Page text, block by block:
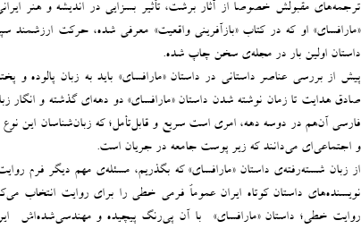
ترجمه‌های مقبولش خصوصاً از آثار برشت، تأثیر بسزایی در اندیشه و هنر
«مارافسای» او که در کتاب «بازآفرینی واقعیت» معرفی شده، حرکت ارزشمند
داستان اولین بار در مجله‌ی سخن چاپ شده.
پیش از بررسی عناصر داستانی در داستان «مارافسای» باید به زبان پالوده و
صادق هدایت تا زمان نوشته ‌شدن داستان «مارافسای» دو دهه‌ای گذشته و انگار
فارسی آن‌هم در دوسه دهه، امری است سریع و قابل‌تأمل؛ که زبان‌شناسان این
و اجتماعی‌ای می‌دانند که زیر پوست جامعه در جریان است.
از زبان شسته‌رفته‌ی داستان «مارافسای» که بگذریم، مسئله‌ی مهم دیگر فرم
نویسنده‌های داستان کوتاه ایران عموماً فرمی خطی را برای روایت انتخاب
روایت خطی؛ داستان «مارافسای» -با آن پی‌رنگ پیچیده و مهندسی‌شده‌اش-